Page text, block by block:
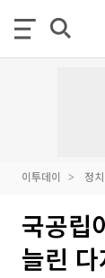
이투데이 정치
국공립
늘린